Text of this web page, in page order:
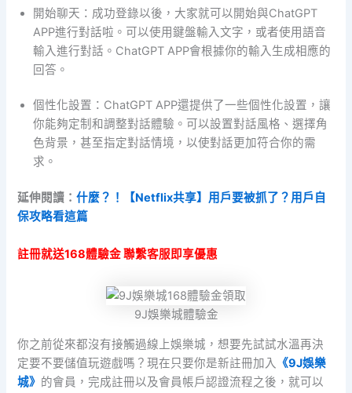
開始聊天：成功登錄以後，大家就可以開始與ChatGPT
APP進行對話啦。可以使用鍵盤輸入文字，或者使用語音
輸入進行對話。ChatGPT APP會根據你的輸入生成相應的
回答。
個性化設置：ChatGPT APP還提供了一些個性化設置，讓
你能夠定制和調整對話體驗。可以設置對話風格、選擇角
色背景，甚至指定對話情境，以使對話更加符合你的需
求。
延伸閱讀：什麼？！【Netflix共享】用戶要被抓了？用戶自
保攻略看這篇
註冊就送168體驗金 聯繫客服即享優惠
9J娛樂城體驗金
你之前從來都沒有接觸過線上娛樂城，想要先試試水溫再決
定要不要儲值玩遊戲嗎？現在只要你是新註冊加入 《9J娛樂
城》 的會員，完成註冊以及會員帳戶認證流程之後，就可以